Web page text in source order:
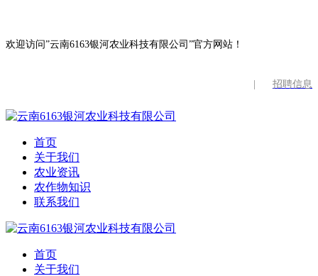
欢迎访问”云南6163银河农业科技有限公司”官方网站！
招聘信息
首页
关于我们
农业资讯
农作物知识
联系我们
首页
关于我们